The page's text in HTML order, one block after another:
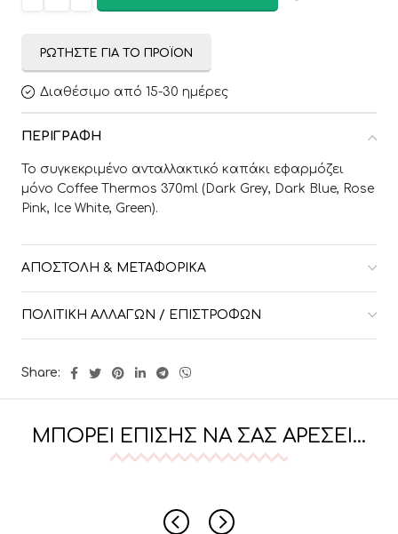
ΡΩΤΉΣΤΕ ΓΙΑ ΤΟ ΠΡΟΪΌΝ
Διαθέσιμο από 15-30 ημέρες
ΠΕΡΙΓΡΑΦΉ
To συγκεκριμένο ανταλλακτικό καπάκι εφαρμόζει
μόνο Coffee Thermos 370ml (Dark Grey, Dark Blue, Rose
Pink, Ice White, Green).
ΑΠΟΣΤΟΛΉ & ΜΕΤΑΦΟΡΙΚΆ
ΠΟΛΙΤΙΚΉ ΑΛΛΑΓΏΝ / ΕΠΙΣΤΡΟΦΏΝ
Share:
ΜΠΟΡΕΊ ΕΠΊΣΗΣ ΝΑ ΣΑΣ ΑΡΈΣΕΙ…